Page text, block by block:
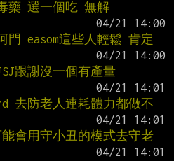
藥 選一個吃 無解
門 easom這些人輕鬆 肯定
跟謝沒一個有產量
去防老人連耗體力都做不
會用守小丑的模式去守老